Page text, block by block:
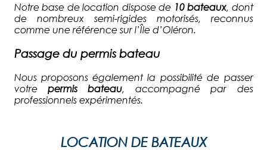
Notre base de location dispose de 10 bateaux, dont
de nombreux semi-rigides motorisés, reconnus
comme une référence sur l’Île d’Oléron.
Passage du permis bateau
Nous proposons également la possibilité de passer
votre permis bateau , accompagné par des
professionnels expérimentés.
LOCATION DE BATEAUX